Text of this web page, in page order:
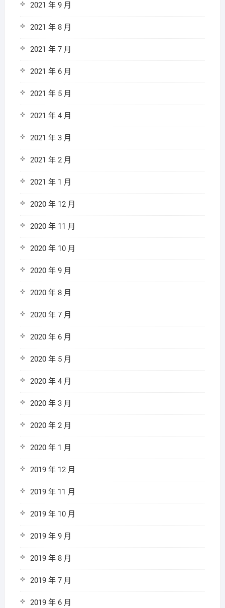
2021 年 9 月
2021 年 8 月
2021 年 7 月
2021 年 6 月
2021 年 5 月
2021 年 4 月
2021 年 3 月
2021 年 2 月
2021 年 1 月
2020 年 12 月
2020 年 11 月
2020 年 10 月
2020 年 9 月
2020 年 8 月
2020 年 7 月
2020 年 6 月
2020 年 5 月
2020 年 4 月
2020 年 3 月
2020 年 2 月
2020 年 1 月
2019 年 12 月
2019 年 11 月
2019 年 10 月
2019 年 9 月
2019 年 8 月
2019 年 7 月
2019 年 6 月